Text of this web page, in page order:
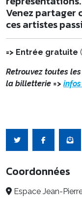
Venez partager
ces artistes
=> Entrée gratuite (
Retrouvez toutes
la billetterie =>
Coordonnées
Espace Jean-